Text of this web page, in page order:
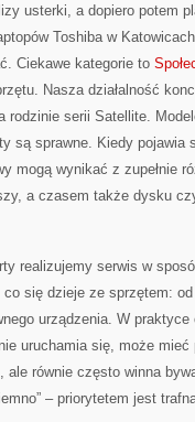
usterki, a dopiero potem
Toshiba w
Ciekawe kategorie to
Nasza działalność
rodzinie serii Satellite.
są sprawne. Kiedy pojawia
mogą wynikać z zupełnie
a czasem także dysku
realizujemy serwis w
co się dzieje ze sprzętem:
urządzenia. W
uruchamia się, może
ale równie często winna
– priorytetem jest